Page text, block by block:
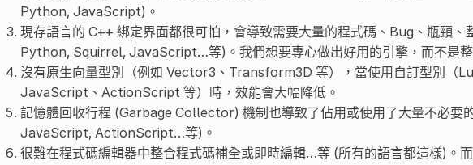
Python, JavaScript)。
現存語言的 C++ 綁定界面都很可怕，會導致需要大量的程式碼、Bug、瓶頸、
Python, Squirrel, JavaScript…等)。我們想要專心做出好用的引擎，而不是整
沒有原生向量型別（例如 Vector3、Transform3D 等），當使用自訂型別（
JavaScript、ActionScript 等）時，效能會大幅降低。
記憶體回收行程 (Garbage Collector) 機制也導致了佔用或使用了大量不必要
JavaScript, ActionScript…等)。
很難在程式碼編輯器中整合程式碼補全或即時編輯…等 (所有的語言都這樣)。